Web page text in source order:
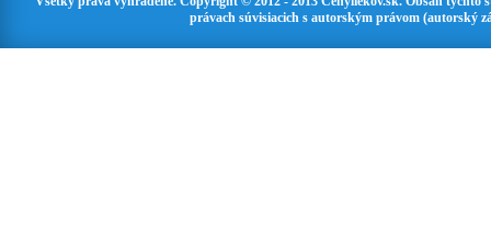
právach súvisiacich s autorským právom (autorský